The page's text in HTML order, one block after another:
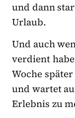
und dann
Urlaub.
Und auch
verdient
Woche
und wartet
Erlebnis zu